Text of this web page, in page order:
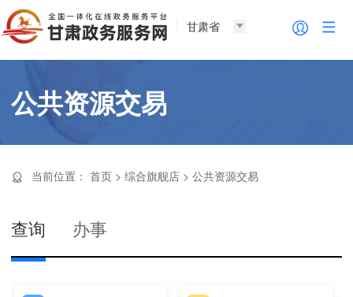
甘肃省
公共资源交易
当前位置： 首页 >综合旗舰店 >公共资源交易
查询 办事